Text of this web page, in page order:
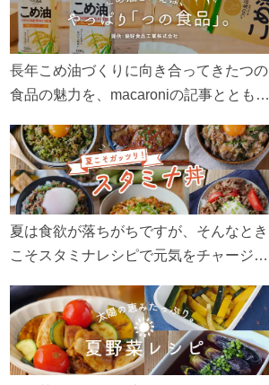
長年こめ油づくりに向き合ってきたつの
食品の魅力を、macaroniの記事とともに
ん、製造現場や品質へのこだわりまで。
こめ油をもっと好きになるコンテンツを
ぜひお楽しみください。
夏は食欲が落ちがちですが、そんなとき
こそスタミナレシピで元気をチャージ！
リ食べて、夏バテを吹き飛ばしましょ
う！